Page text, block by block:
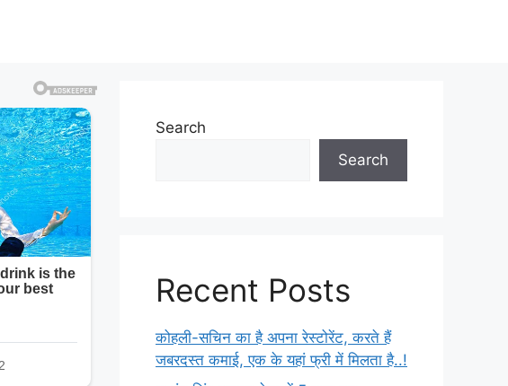
Search
Search
Recent Posts
कोहली-सचिन का है अपना रेस्टोरेंट, करते हैं
जबरदस्त कमाई, एक के यहां फ्री में मिलता है..!